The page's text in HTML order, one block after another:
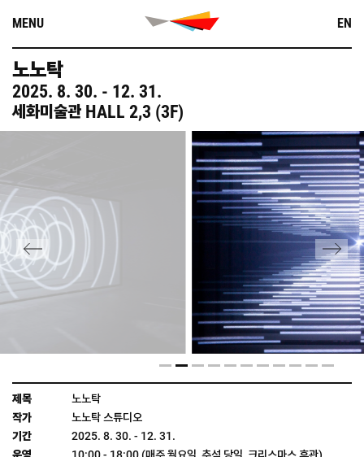
content
EN
MENU
노노탁
2025. 8. 30. - 12. 31.
세화미술관 HALL 2,3 (3F)
노노탁
노노탁 스튜디오
2025. 8. 30. - 12. 31.
10:00 - 18:00 (매주 월요일, 추석 당일, 크리스마스 휴관)